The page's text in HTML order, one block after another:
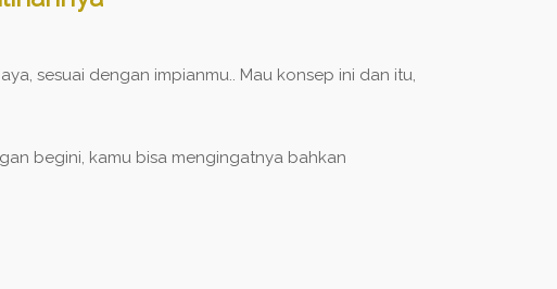
sesuai dengan impianmu.. Mau konsep ini dan itu,
begini, kamu bisa mengingatnya bahkan